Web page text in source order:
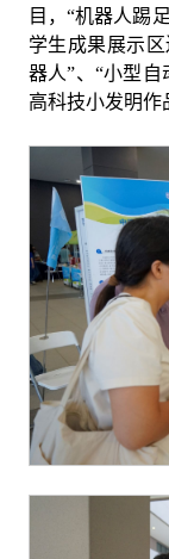
目，“机器人踢
学生成果展示
器人”、“小型自
高科技小发明作